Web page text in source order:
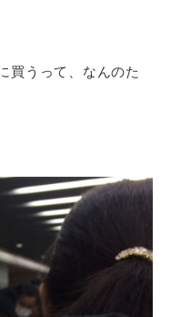
買うって、なんのた